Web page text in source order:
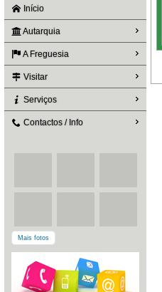
Início
Autarquia
A Freguesia
Visitar
Serviços
Contactos / Info
Mais fotos